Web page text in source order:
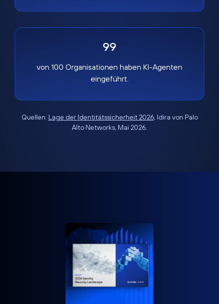
99
von 100 Organisationen haben KI-Agenten
eingeführt.
Quellen: Lage der Identitätssicherheit 2026, Idira von Palo
Alto Networks, Mai 2026.